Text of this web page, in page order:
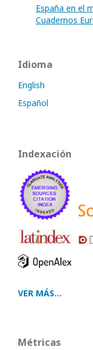
España en el
Cuadernos
Idioma
English
Español
Indexación
VER MÁS...
Métricas